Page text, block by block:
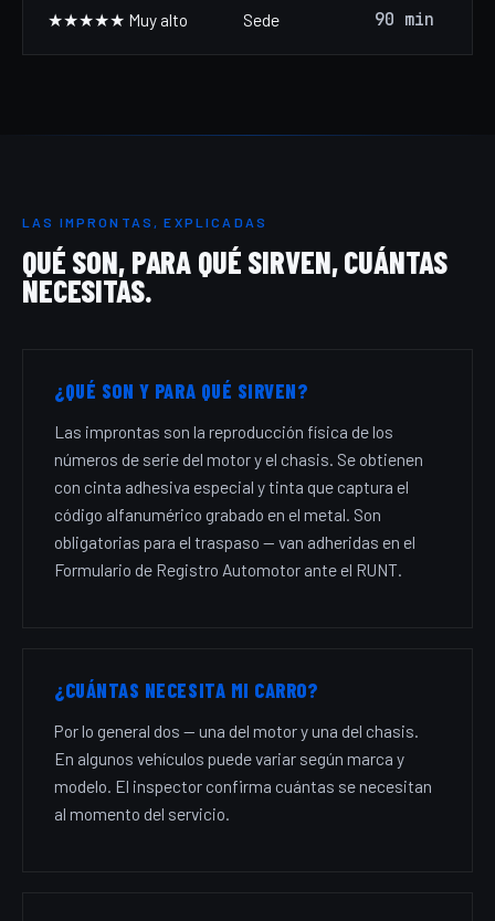
★★★★★ Muy alto Sede 90 min
LAS IMPRONTAS, EXPLICADAS
QUÉ SON, PARA QUÉ SIRVEN, CUÁNTAS
NECESITAS.
¿QUÉ SON Y PARA QUÉ SIRVEN?
Las improntas son la reproducción física de los
números de serie del motor y el chasis. Se obtienen
con cinta adhesiva especial y tinta que captura el
código alfanumérico grabado en el metal. Son
obligatorias para el traspaso — van adheridas en el
Formulario de Registro Automotor ante el RUNT.
¿CUÁNTAS NECESITA MI CARRO?
Por lo general dos — una del motor y una del chasis.
En algunos vehículos puede variar según marca y
modelo. El inspector confirma cuántas se necesitan
al momento del servicio.